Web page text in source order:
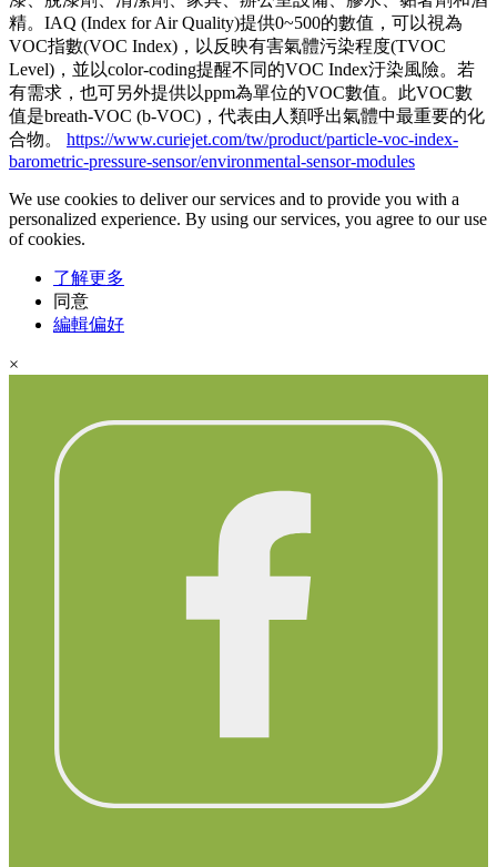
精。IAQ (Index for Air Quality)提供0~500的數值，可以視為
VOC指數(VOC Index)，以反映有害氣體污染程度(TVOC
Level)，並以color-coding提醒不同的VOC Index汙染風險。若
有需求，也可另外提供以ppm為單位的VOC數值。此VOC數
值是breath-VOC (b-VOC)，代表由人類呼出氣體中最重要的化
合物。 https://www.curiejet.com/tw/product/particle-voc-index-
barometric-pressure-sensor/environmental-sensor-modules
We use cookies to deliver our services and to provide you with a
personalized experience. By using our services, you agree to our use
of cookies.
了解更多
同意
編輯偏好
×